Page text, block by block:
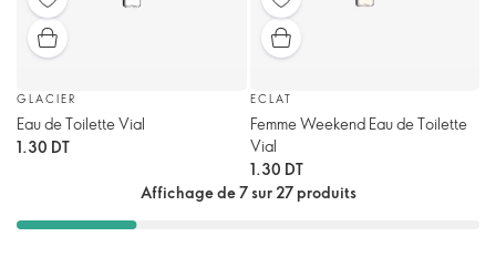
GLACIER
Eau de Toilette Vial
1.30 DT
ECLAT
Femme Weekend Eau de Toilette
Vial
1.30 DT
Affichage de 7 sur 27 produits